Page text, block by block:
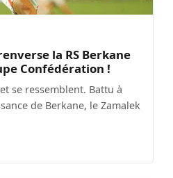
la RS Berkane
Confédération !
se ressemblent. Battu à
de Berkane, le Zamalek